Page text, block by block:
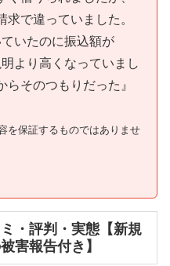
で違っていました。
いたのに振込額が
より高くなっていまし
そのつもりだった』
を保証するものではありませ
・評判・実態【新規
害報告付き】